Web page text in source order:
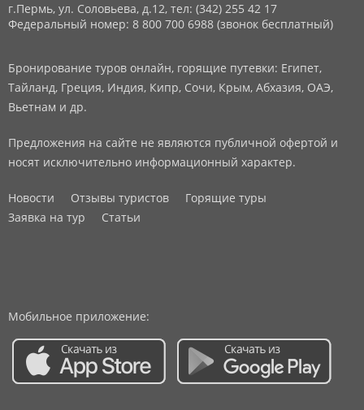
г.Пермь, ул. Соловьева, д.12, тел: (342) 255 42 17
Федеральный номер: 8 800 700 6988 (звонок бесплатный)
Бронирование туров онлайн, горящие путевки: Египет,
Тайланд, Греция, Индия, Кипр, Сочи, Крым, Абхазия, ОАЭ,
Вьетнам и др.
Предложения на сайте не являются публичной офертой и
носят исключительно информационный характер.
Новости Отзывы туристов
Горящие туры
Заявка на тур
Статьи
Мобильное приложение: